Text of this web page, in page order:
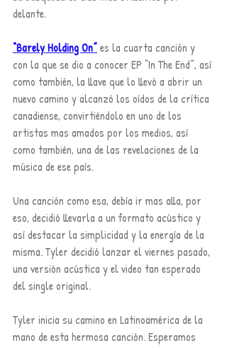
delante.
“Barely Holding On” es la cuarta canción y
con la que se dio a conocer EP “In The End”, así
como también, la llave que lo llevó a abrir un
nuevo camino y alcanzó los oídos de la crítica
canadiense, convirtiéndolo en uno de los
artistas mas amados por los medios, así
como también, una de las revelaciones de la
música de ese país.
Una canción como esa, debía ir mas alla, por
eso, decidió llevarla a un formato acústico y
así destacar la simplicidad y la energía de la
misma. Tyler decidió lanzar el viernes pasado,
una versión acústica y el video tan esperado
del single original.
Tyler inicia su camino en Latinoamérica de la
mano de esta hermosa canción. Esperamos